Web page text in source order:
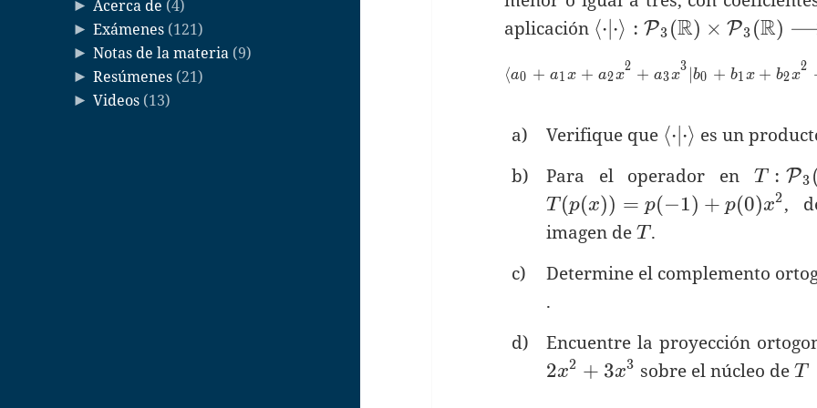
► Acerca de (4)
► Exámenes (121)
► Notas de la materia (9)
► Resúmenes (21)
► Videos (13)
aplicación \langle \cdot |
\mathcal{P}_3
\mathcal{P}_3
(\mathbb{R})
\longrightarrow
\mathbb{R}
⟨⋅∣⋅⟩ : P3 (R) × P3 (R)
⟨a0 + a1x + a2x
2 + a3x
3 ∣b0 + b1x + b2x
2
a) Verifique que \langle
\cdot
\rangle
⟨⋅∣⋅⟩ es un
b)
Para el operador en T : P3
T (p(x)) = p(−1) + p(0)x2,
imagen deT
T .
c)
Determine el complemento
.
d)
Encuentre la proyección
2x2 + 3x3 sobre el núcleo deT
T